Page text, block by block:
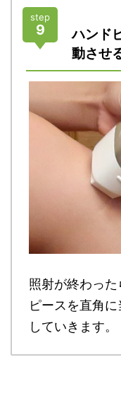
step
9
ハンド
動させ
照射が終わっ
ピースを直角
していきます。